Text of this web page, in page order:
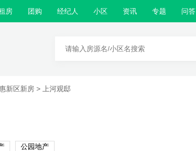
房 团购 经纪人 小区 资讯 专题 问答
新区新房 > 上河观邸
公园地产